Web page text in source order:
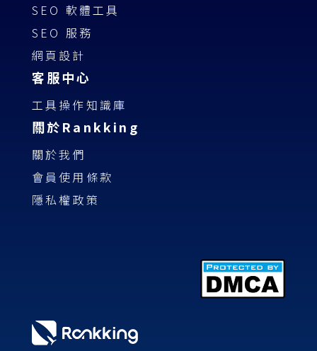
SEO 軟體工具
SEO 服務
網頁設計
客服中心
工具操作知識庫
關於Rankking
關於我們
會員使用條款
隱私權政策